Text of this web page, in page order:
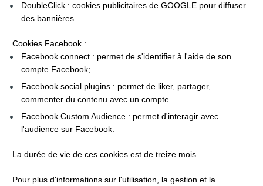
DoubleClick : cookies publicitaires de GOOGLE pour diffuser
des bannières
Cookies Facebook :
Facebook connect : permet de s'identifier à l'aide de son
compte Facebook;
Facebook social plugins : permet de liker, partager,
commenter du contenu avec un compte
Facebook Custom Audience : permet d'interagir avec
l'audience sur Facebook.
La durée de vie de ces cookies est de treize mois.
Pour plus d'informations sur l'utilisation, la gestion et la